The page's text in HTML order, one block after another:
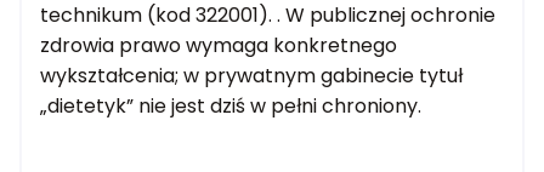
technikum (kod 322001). . W publicznej ochronie
zdrowia prawo wymaga konkretnego
wykształcenia; w prywatnym gabinecie tytuł
„dietetyk” nie jest dziś w pełni chroniony.